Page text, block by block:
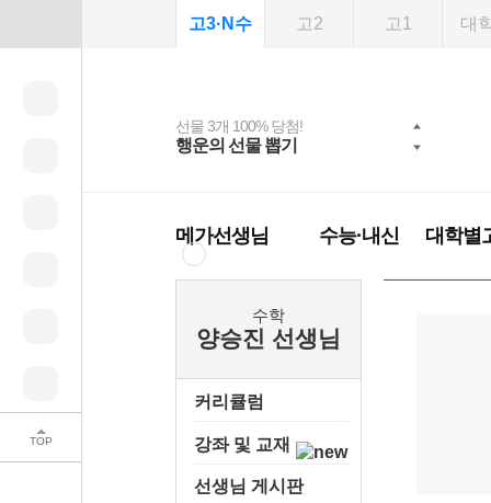
TOP
고3·N수 고2 고1 대
선물 3개 100% 당첨!
행운의 선물 뽑기
선물 100% 증정!
메가스터디 X 올리
여름방학 스터디 캐시
백
2027 러셀 단과
강사 공개선발
스마트러닝앱
설문 EVENT
메가패스
3일 무료 체험권
메가패스 수강생 무료
혜택!
사회공헌 캠페인
희망이룸 메가나눔
메가선생님 수능·내신 대학별
수학
양승진 선생님
커리큘럼
강좌 및 교재
선생님 게시판